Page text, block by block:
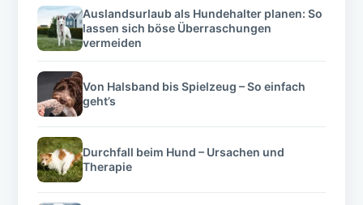
Auslandsurlaub als Hundehalter planen: So
lassen sich böse Überraschungen
vermeiden
Von Halsband bis Spielzeug – So einfach
geht’s
Durchfall beim Hund – Ursachen und
Therapie